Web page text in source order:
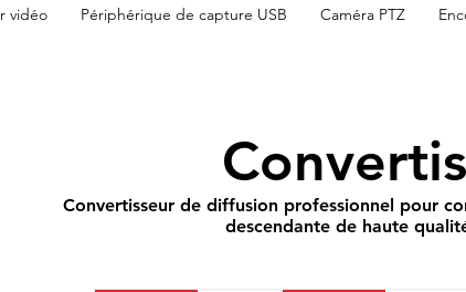
vidéo Périphérique de capture USB Caméra PTZ
Convertisseur de diffusion professionnel pour
descendante de haute